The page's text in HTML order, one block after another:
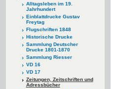
Alltagsleben im 19.
Jahrhundert
Einblattdrucke Gustav
Freytag
Flugschriften 1848
Historische Drucke
Sammlung Deutscher
Drucke 1801-1870
Sammlung Riesser
VD 16
VD 17
Zeitungen, Zeitschriften und
Adressbücher